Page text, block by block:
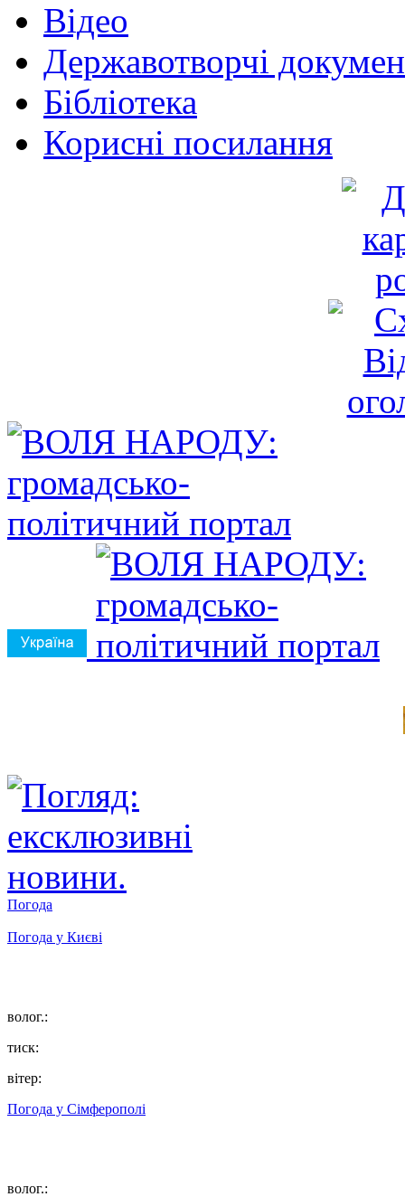
Відео
Державотворчі
Бібліотека
Корисні посилання
Погода
Погода у Києві
волог.:
тиск:
вітер:
Погода у Сімферополі
волог.: